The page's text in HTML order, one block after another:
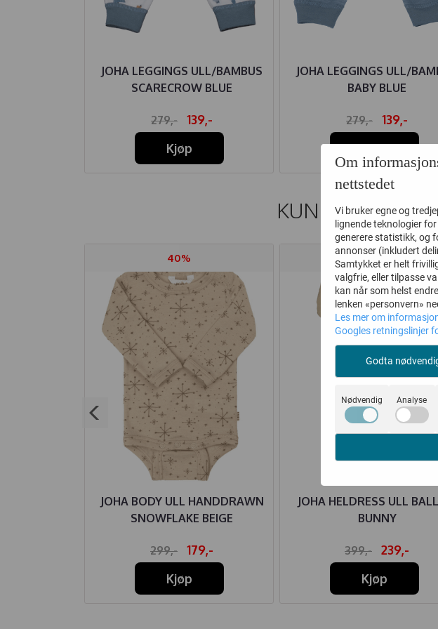
JOHA LEGGINGS ULL/BAMBUS
SCARECROW BLUE
279,-
139,-
Kjøp
JOHA LEGGINGS ULL/
BABY BLUE
279,-
139,-
Kjøp
KUNDER SOM
40%
JOHA BODY ULL HANDDRAWN
SNOWFLAKE BEIGE
299,-
179,-
Kjøp
40%
JOHA HELDRESS ULL
BUNNY
399,-
239,-
Kjøp
Om
nettstedet
Vi bruker egne og
lignende teknologier
generere statistikk, og
annonser (inkludert
Samtykket er helt
valgfrie, eller tilpasse
kan når som helst
lenken «personvern»
Les mer om
Googles retningslinjer
Godta
Nødvendig Analyse